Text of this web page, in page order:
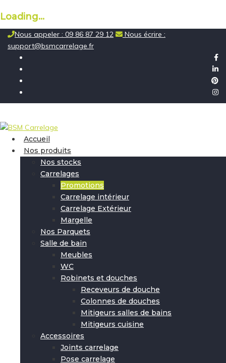
Loading...
Skip
content
Nous appeler : 09 86 87 29 12
Nous écrire :
support@bsmcarrelage.fr
Accueil
Nos produits
Nos stocks
Carrelages
Promotions
Carrelage intérieur
Carrelage Extérieur
Margelle
Nos Parquets
Salle de bain
Meubles
WC
Robinets et douches
Receveurs de douche
Colonnes de douches
Mitigeurs salles de bains
Mitigeurs cuisine
Accessoires
Joints carrelage
Pose carrelage